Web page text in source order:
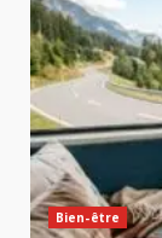
Bien-être